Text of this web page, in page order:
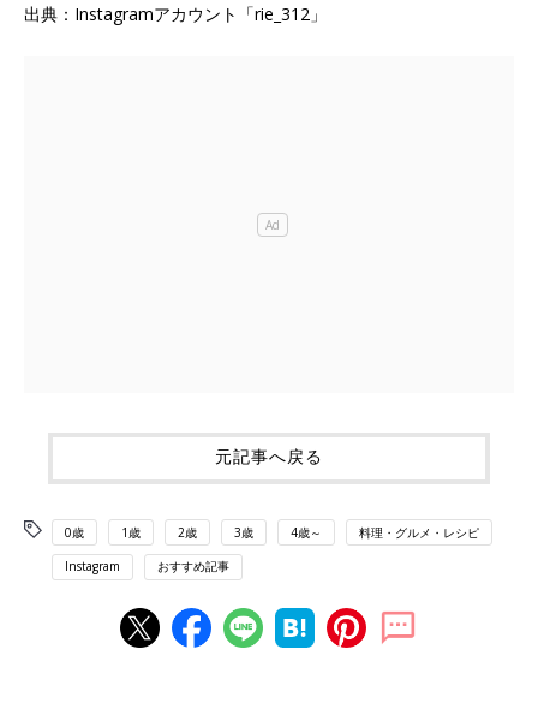
出典：Instagramアカウント「rie_312」
元記事へ戻る
0歳 1歳 2歳 3歳 4歳～ 料理・グルメ・レシピ
Instagram おすすめ記事